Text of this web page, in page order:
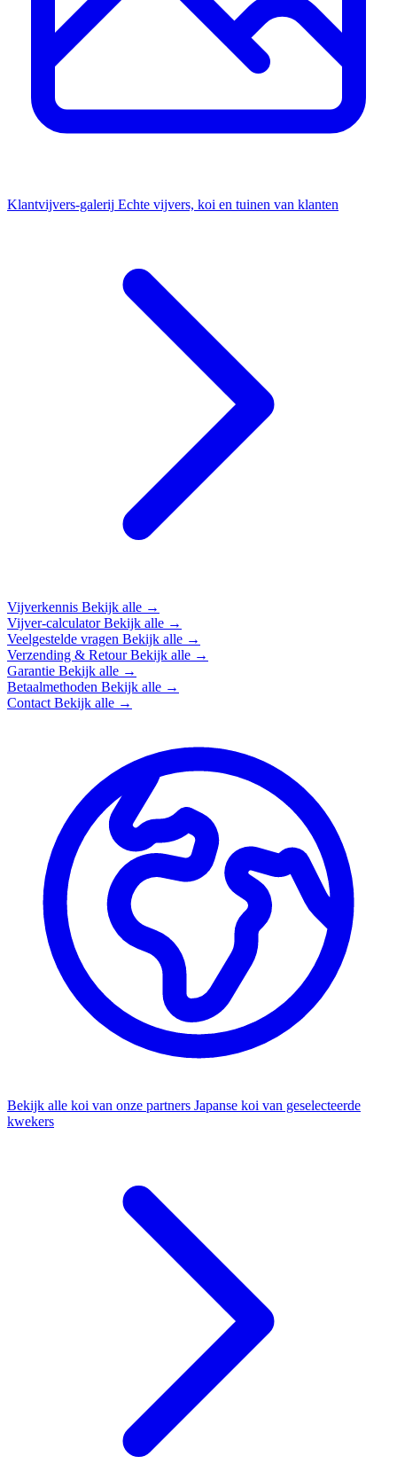
Klantvijvers-galerij Echte vijvers, koi en tuinen van klanten
Vijverkennis Bekijk alle →
Vijver-calculatorBekijk alle →
Veelgestelde vragen Bekijk alle →
Verzending & RetourBekijk alle →
Garantie Bekijk alle →
Betaalmethoden Bekijk alle →
Contact Bekijk alle →
Bekijk alle koi van onze partners Japanse koi van geselecteerde
kwekers